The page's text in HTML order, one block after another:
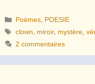
Catégories
Poèmes POESIE
Étiquettes
clown miroir, mystère ,
2 commentaires